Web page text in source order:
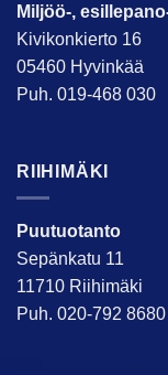
Miljöö-,
Kivikonkierto 16
05460 Hyvinkää
Puh. 019-468 030
RIIHIMÄKI
Puutuotanto
Sepänkatu 11
11710 Riihimäki
Puh. 020-792 8680